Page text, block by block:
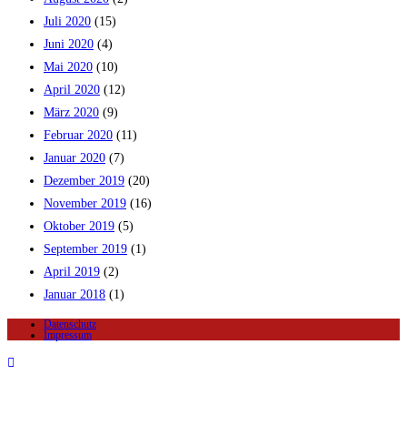
Juli 2020 (15)
Juni 2020 (4)
Mai 2020 (10)
April 2020 (12)
März 2020 (9)
Februar 2020 (11)
Januar 2020 (7)
Dezember 2019 (20)
November 2019 (16)
Oktober 2019 (5)
September 2019 (1)
April 2019 (2)
Januar 2018 (1)
Datenschutz
Impressum